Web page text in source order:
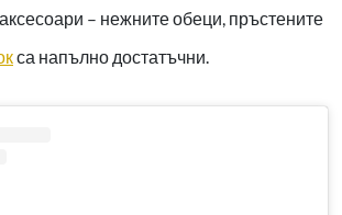
– нежните обеци, пръстените
са напълно достатъчни.